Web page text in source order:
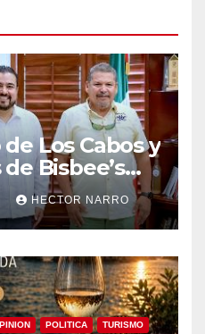
Los Cabos y
Bisbee’s
para
HECTOR NARRO
POLITICA TURISMO